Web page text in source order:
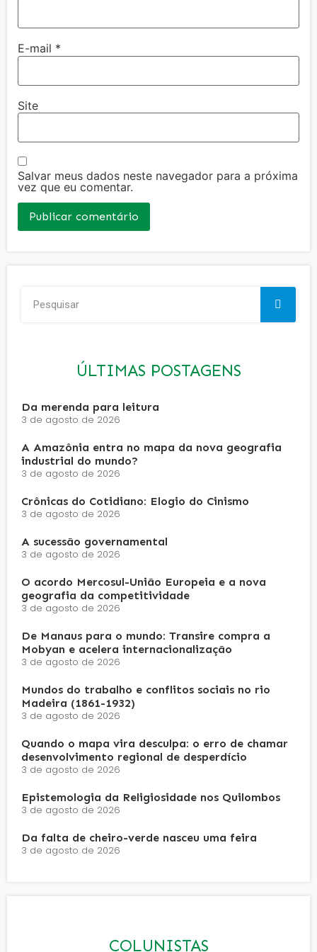
E-mail *
Site
Salvar meus dados neste navegador para a próxima
vez que eu comentar.
ÚLTIMAS POSTAGENS
Da merenda para leitura
3 de agosto de 2026
A Amazônia entra no mapa da nova geografia
industrial do mundo?
3 de agosto de 2026
Crônicas do Cotidiano: Elogio do Cinismo
3 de agosto de 2026
A sucessão governamental
3 de agosto de 2026
O acordo Mercosul-União Europeia e a nova
geografia da competitividade
3 de agosto de 2026
De Manaus para o mundo: Transire compra a
Mobyan e acelera internacionalização
3 de agosto de 2026
Mundos do trabalho e conflitos sociais no rio
Madeira (1861-1932)
3 de agosto de 2026
Quando o mapa vira desculpa: o erro de chamar
desenvolvimento regional de desperdício
3 de agosto de 2026
Epistemologia da Religiosidade nos Quilombos
3 de agosto de 2026
Da falta de cheiro-verde nasceu uma feira
3 de agosto de 2026
COLUNISTAS